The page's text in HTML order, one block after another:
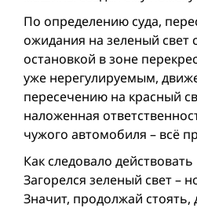
По определению суда,
ожидания на зеленый свет
остановкой в зоне
уже нерегулируемым,
пересечению на красный
наложенная
чужого автомобиля – всё
Как следовало
Загорелся зеленый свет –
Значит, продолжай стоять,